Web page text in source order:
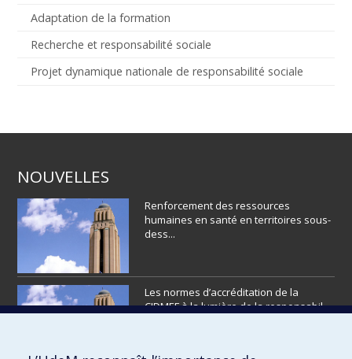
Adaptation de la formation
Recherche et responsabilité sociale
Projet dynamique nationale de responsabilité sociale
NOUVELLES
Renforcement des ressources
humaines en santé en territoires sous-
dess...
Les normes d’accréditation de la
CIDMEF à la lumière de la responsabil...